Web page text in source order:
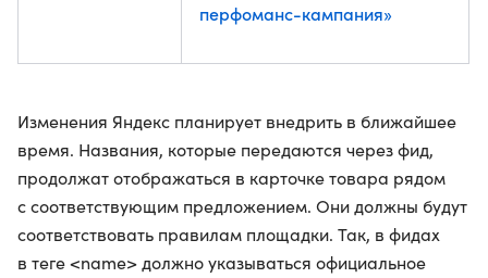
перфоманс-кампания»
Изменения Яндекс планирует внедрить в ближайшее
время. Названия, которые передаются через фид,
продолжат отображаться в карточке товара рядом
с соответствующим предложением. Они должны будут
соответствовать правилам площадки. Так, в фидах
в теге <name> должно указываться официальное